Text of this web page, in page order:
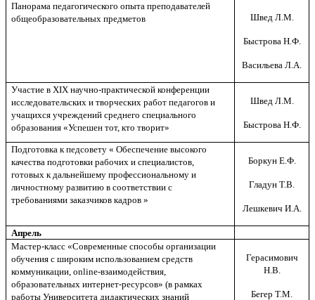
Панорама педагогического опыта преподавателей
общеобразовательных предметов
Швед Л.М.
Быстрова Н.Ф.
Васильева Л.А.
Участие в ХIX научно-практической конференции
исследовательских и творческих работ педагогов и
учащихся учреждений среднего специального
образования «Успешен тот, кто творит»
Швед Л.М.
Быстрова Н.Ф.
Подготовка к педсовету « Обеспечение высокого
качества подготовки рабочих и специалистов,
готовых к дальнейшему профессиональному и
личностному развитию в соответствии с
требованиями заказчиков кадров »
Боркун Е.Ф.
Гладун Т.В.
Лешкевич И.А.
Апрель
Мастер-класс «Современные способы организации
обучения с широким использованием средств
коммуникации, online-взаимодействия,
образовательных интернет-ресурсов» (в рамках
работы Университета дидактических знаний
Герасимович
Н.В.
Бегер Т.М.